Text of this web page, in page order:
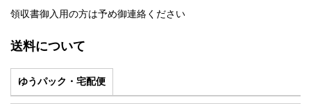
領収書御入用の方は予め御連絡ください
送料について
ゆうパック・宅配便